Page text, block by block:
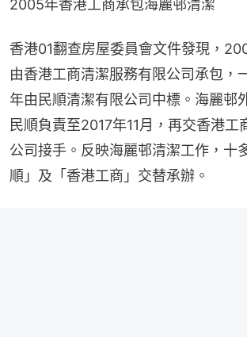
2005年香港工商承包海麗邨清潔
香港01翻查房屋委員會文件發現，
由香港工商清潔服務有限公司承包，
年由民順清潔有限公司中標。海麗邨
民順負責至2017年11月，再交香港工
公司接手。反映海麗邨清潔工作，十
順」及「香港工商」交替承辦。